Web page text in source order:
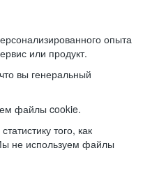
опыта
или продукт.
вы генеральный
файлы cookie.
того, как
не используем файлы